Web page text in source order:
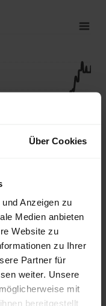
Über Cookies
Anzeigen zu
Medien anbieten
Website zu
zu Ihrer
Partner für
weiter. Unsere
mit
bereitgestellt
2026
in Deutschland
Pelletspreise-Seite